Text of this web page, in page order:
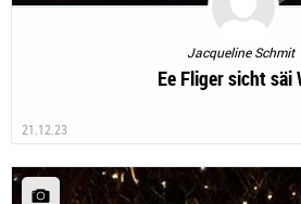
Jacqueline Schmit
Ee Fliger sicht säi
21.12.23